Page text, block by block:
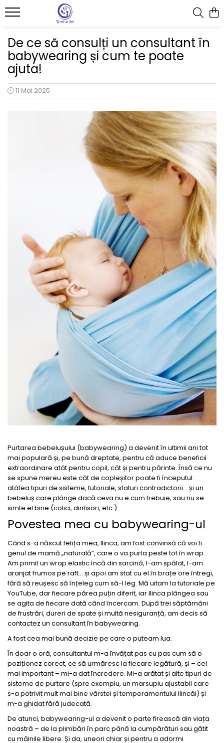
Bebeluș
Toddler
Preschooler
Sling cu inele
Wrap elastic
Botoșei babywearing
Paturici
Protectii de bretele
Accessorii Nido
De ce să consulți un consultant în
babywearing și cum te poate
ajuta!
11 Mai 2025
Purtarea bebelușului (babywearing) a devenit în ultimii ani tot
mai populară și, pe bună dreptate, pentru că aduce beneficii
extraordinare atât pentru copil, cât și pentru părinte. Însă ce nu
se spune mereu este cât de copleșitor poate fi începutul:
atâtea tipuri de sisteme, tutoriale, sfaturi contradictorii… și un
bebeluș care plânge dacă ceva nu e cum trebuie, sau nu se
simte el bine (colici, dintisori, etc.)
Povestea mea cu babywearing-ul
Când s-a născut fetița mea, Ilinca, am fost convinsă că voi fi
genul de mamă „naturală”, care o va purta peste tot în wrap.
Am primit un wrap elastic încă din sarcină, l-am spălat, l-am
aranjat frumos pe raft... și apoi am stat cu el în brațe ore întregi,
fără să reușesc să înțeleg cum să-l leg. Mă uitam la tutoriale pe
YouTube, dar fiecare părea puțin diferit, iar Ilinca plângea sau
se agita de fiecare dată când încercam. După trei săptămâni
de frustrări, dureri de spate și multă nesiguranță, am decis să
contactez un consultant în babywearing.
A fost cea mai bună decizie pe care o puteam lua.
În doar o oră, consultantul m-a învățat pas cu pas cum să o
poziționez corect, ce să urmăresc la fiecare legătură, și – cel
mai important – mi-a dat încredere. Mi-a arătat și alte tipuri de
sisteme de purtare (spre exemplu, un marsupiu ajustabil care
s-a potrivit mult mai bine vârstei și temperamentului Ilincăi) și
m-a ghidat fără judecată.
De atunci, babywearing-ul a devenit o parte firească din viața
noastră – de la plimbări în parc până la cumpărături sau gătit
cu mâinile libere. Și da, uneori chiar și pentru a adormi